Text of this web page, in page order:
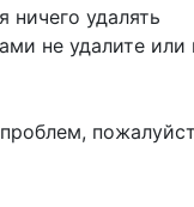
ничего удалять
не удалите